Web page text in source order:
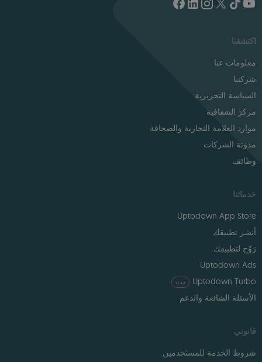
اكتشفنا
معلومات عنا
شركتنا
السياسة التحريرية
مركز الشفافية
موارد العلامة التجارية والصحافة
مدونة الشركات
وظائف
خدماتنا
Uptodown App Store
أنشر تطبيقك
رَوِّج لتطبيقك
Uptodown Ads
Uptodown Turbo
جديد
الأسئلة الشائعة والدعم
قانوني
شروط الخدمة للمستخدمين